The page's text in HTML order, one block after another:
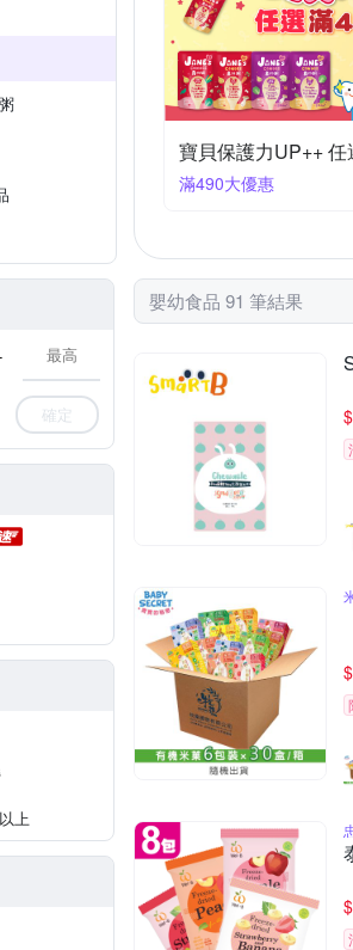
確定
以上
寶貝保護力UP++
滿490大優惠
嬰幼食品 91 筆結果
$
$
$